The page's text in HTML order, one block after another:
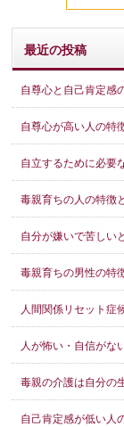
レ
ス
最近の投稿
自尊心と自己肯定感
自尊心が高い人の特
自立するために必要
毒親育ちの人の特徴
自分が嫌いで苦しい
毒親育ちの男性の特
人間関係リセット症
人が怖い・自信がな
毒親の介護は自分の
自己肯定感が低い人